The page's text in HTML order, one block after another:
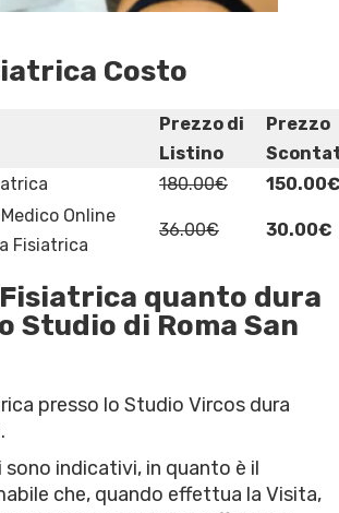
Costo
Prezzo di
Listino
Prezzo
180.00€
Online
Fisiatrica
36.00€ 30.00€
quanto dura
Studio di Roma San
presso lo Studio Vircos dura
indicativi, in quanto è il
che, quando effettua la Visita,